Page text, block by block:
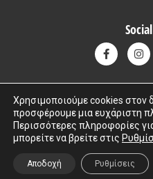
Copyright © 2015 – 2026
Χρησιμοποιούμε cookies στον
προσφέρουμε μια ευχάριστη
Περισσότερες πληροφορίες
μπορείτε να βρείτε στις
Αποδοχή Ρυθμίσεις